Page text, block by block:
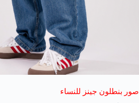
صور بنطلون جينز للنساء